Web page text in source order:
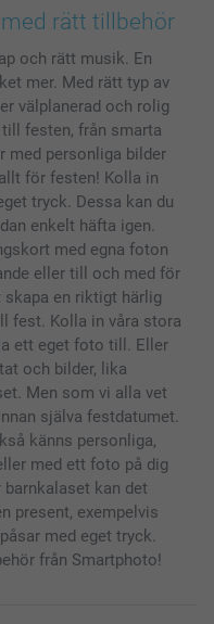
rätt tillbehör
och rätt musik. En
mer. Med rätt typ av
välplanerad och rolig
festen, från smarta
med personliga bilder
för festen! Kolla in
tryck. Dessa kan du
enkelt häfta igen.
med egna foton
eller till och med för
en riktigt härlig
fest. Kolla in våra stora
ett eget foto till. Eller
och bilder, lika
Men som vi alla vet
själva festdatumet.
känns personliga,
med ett foto på dig
kan det
present, exempelvis
med eget tryck.
från Smartphoto!